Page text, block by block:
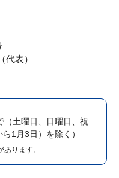
表）
（土曜日、日曜日、祝
1月3日）を除く）
ります。